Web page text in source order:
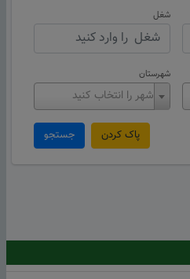
شغل
شهرستان
شهر را انتخاب کنید
جستجو پاک کردن